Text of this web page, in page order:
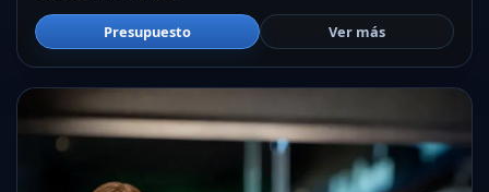
Presupuesto Ver más